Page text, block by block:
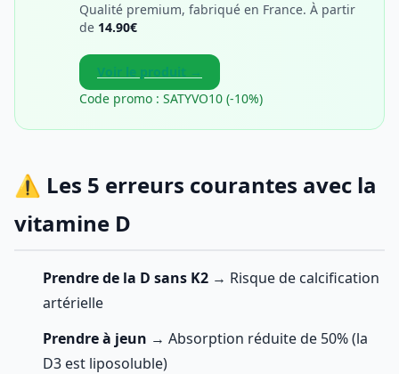
Qualité premium, fabriqué en France. À partir
de 14.90€
Voir le produit →
Code promo : SATYVO10 (-10%)
⚠️ Les 5 erreurs courantes avec la
vitamine D
Prendre de la D sans K2 → Risque de calcification
artérielle
Prendre à jeun → Absorption réduite de 50% (la
D3 est liposoluble)